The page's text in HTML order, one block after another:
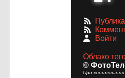
Войти
Облако
©
При